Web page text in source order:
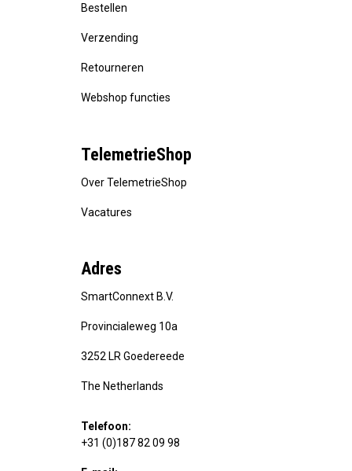
Bestellen
Verzending
Retourneren
Webshop functies
TelemetrieShop
Over TelemetrieShop
Vacatures
Adres
SmartConnext B.V.
Provincialeweg 10a
3252 LR Goedereede
The Netherlands
Telefoon:
+31 (0)187 82 09 98